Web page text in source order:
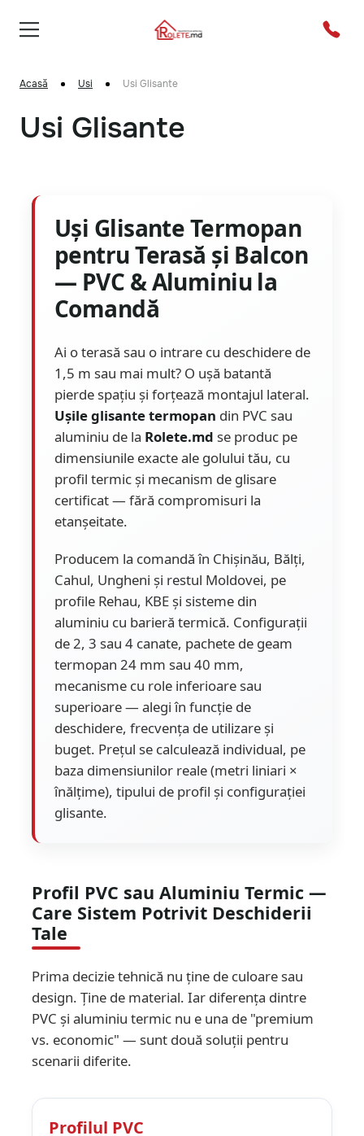
Acasă Usi Usi Glisante
Usi Glisante
Uși Glisante Termopan
pentru Terasă și Balcon
— PVC & Aluminiu la
Comandă
Ai o terasă sau o intrare cu deschidere de
1,5 m sau mai mult? O ușă batantă
pierde spațiu și forțează montajul lateral.
Ușile glisante termopan din PVC sau
aluminiu de la Rolete.md se produc pe
dimensiunile exacte ale golului tău, cu
profil termic și mecanism de glisare
certificat — fără compromisuri la
etanșeitate.
Producem la comandă în Chișinău, Bălți,
Cahul, Ungheni și restul Moldovei, pe
profile Rehau, KBE și sisteme din
aluminiu cu barieră termică. Configurații
de 2, 3 sau 4 canate, pachete de geam
termopan 24 mm sau 40 mm,
mecanisme cu role inferioare sau
superioare — alegi în funcție de
deschidere, frecvența de utilizare și
buget. Prețul se calculează individual, pe
baza dimensiunilor reale (metri liniari ×
înălțime), tipului de profil și configurației
glisante.
Profil PVC sau Aluminiu Termic —
Care Sistem Potrivit Deschiderii
Tale
Prima decizie tehnică nu ține de culoare sau
design. Ține de material. Iar diferența dintre
PVC și aluminiu termic nu e una de "premium
vs. economic" — sunt două soluții pentru
scenarii diferite.
Profilul PVC